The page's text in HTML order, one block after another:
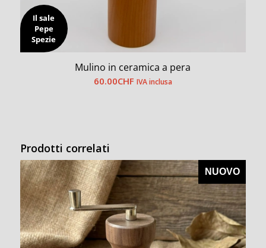
Il sale
Pepe
Spezie
Mulino in ceramica a pera
60.00CHF IVA inclusa
Prodotti correlati
NUOVO